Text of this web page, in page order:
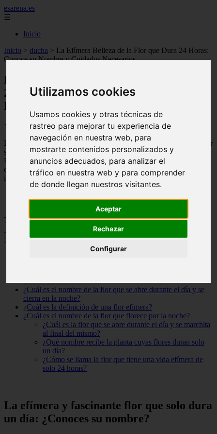
Utilizamos cookies
Usamos cookies y otras técnicas de
rastreo para mejorar tu experiencia de
navegación en nuestra web, para
mostrarte contenidos personalizados y
anuncios adecuados, para analizar el
tráfico en nuestra web y para comprender
de donde llegan nuestros visitantes.
Aceptar
Rechazar
Configurar
esarena.es
☰
Inicio
Inicio > ducha > La Efímera Belleza de la Flor que Dura 24 Horas:
Conoce su Nombre y Cuidados Necesarios
La Efímera Belleza de la Flor que Dura
24 Horas: Conoce su Nombre y Cuidados
Necesarios
📅 08/09/2025
En este artículo hablaremos sobre una flor muy curiosa conocida por
su corta vida: ¿sabes cómo se llama la flor que dura 24 horas?
Descubre más información sobre esta planta fascinante y aprende
cómo puedes cultivarla en tu propio jardín. ¡No te pierdas esta
interesante lectura!
Tabla de contenidos
La efímera y fascinante flor que solo dura un día: ¿Conoces
¿Cuál es el nombre de la flor que se abre durante el día y se
cierra en la noche?
¿Cuál es la definición de una flor efímera?
¿Cuál es el nombre de la flor que florece por la noche?
¿Cuál es la flor que se abre durante el día y se marchita
al final del mismo?
¿Qué nombre recibe la planta cuyas flores duran solo
un día?
¿Cómo se llama la flor que tiene una vida efímera de
solo 24 horas?
La efímera y fascinante flor que solo dura
un día: ¿Conoces su nombre?